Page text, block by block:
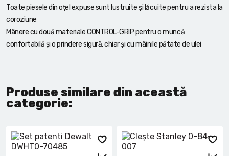
Toate piesele din oțel expuse sunt lustruite și lăcuite pentru a rezista la
coroziune
Mânere cu două materiale CONTROL-GRIP pentru o muncă
confortabilă și o prindere sigură, chiar și cu mâinile pătate de ulei
Produse similare din această
categorie: